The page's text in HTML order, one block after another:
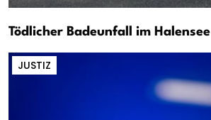
Tödlicher Badeunfall im Halensee
JUSTIZ